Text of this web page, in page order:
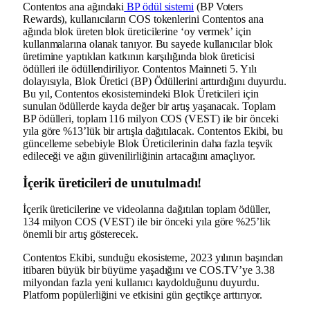
Contentos ana ağındaki BP ödül sistemi (BP Voters
Rewards), kullanıcıların COS tokenlerini Contentos ana
ağında blok üreten blok üreticilerine ‘oy vermek’ için
kullanmalarına olanak tanıyor. Bu sayede kullanıcılar blok
üretimine yaptıkları katkının karşılığında blok üreticisi
ödülleri ile ödüllendiriliyor. Contentos Mainneti 5. Yılı
dolayısıyla, Blok Üretici (BP) Ödüllerini arttırdığını duyurdu.
Bu yıl, Contentos ekosistemindeki Blok Üreticileri için
sunulan ödüllerde kayda değer bir artış yaşanacak. Toplam
BP ödülleri, toplam 116 milyon COS (VEST) ile bir önceki
yıla göre %13’lük bir artışla dağıtılacak. Contentos Ekibi, bu
güncelleme sebebiyle Blok Üreticilerinin daha fazla teşvik
edileceği ve ağın güvenilirliğinin artacağını amaçlıyor.
İçerik üreticileri de unutulmadı!
İçerik üreticilerine ve videolarına dağıtılan toplam ödüller,
134 milyon COS (VEST) ile bir önceki yıla göre %25’lik
önemli bir artış gösterecek.
Contentos Ekibi, sunduğu ekosisteme, 2023 yılının başından
itibaren büyük bir büyüme yaşadığını ve COS.TV’ye 3.38
milyondan fazla yeni kullanıcı kaydolduğunu duyurdu.
Platform popülerliğini ve etkisini gün geçtikçe arttırıyor.